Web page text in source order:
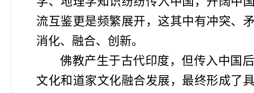
流互鉴更是频繁展开，这其中有冲突、
消化、融合、创新。
佛教产生于古代印度，但传入中国
文化和道家文化融合发展，最终形成了